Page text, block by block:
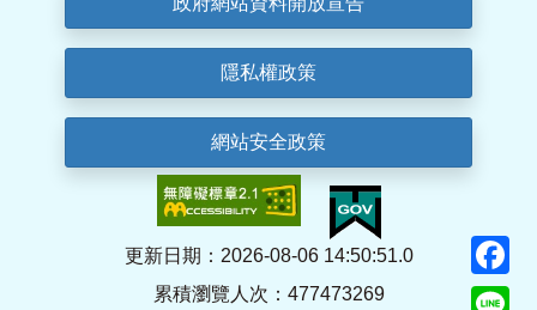
隱私權政策
網站安全政策
更新日期：2026-08-06 14:50:51.0
累積瀏覽人次：477473269